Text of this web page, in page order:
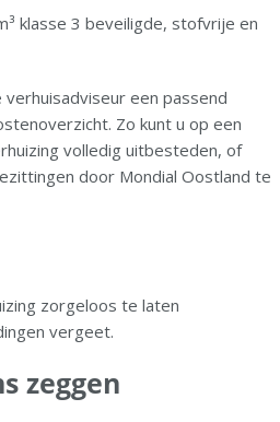
klasse 3 beveiligde, stofvrije en
een passend
Zo kunt u op een
volledig uitbesteden, of
door Mondial Oostland te
zorgeloos te laten
vergeet.
zeggen